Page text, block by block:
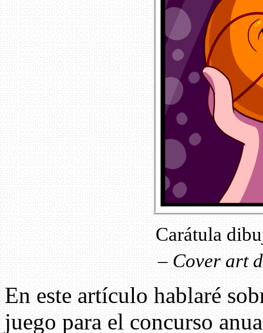
Carátula
– Cover art
En este artículo hablaré
juego para el concurso